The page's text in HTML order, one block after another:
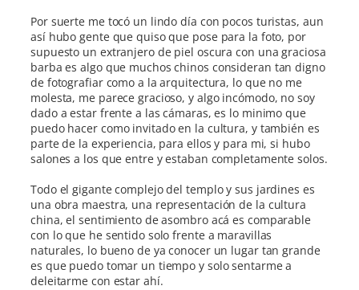
Por suerte me tocó un lindo día con pocos turistas, aun
así hubo gente que quiso que pose para la foto, por
supuesto un extranjero de piel oscura con una graciosa
barba es algo que muchos chinos consideran tan digno
de fotografiar como a la arquitectura, lo que no me
molesta, me parece gracioso, y algo incómodo, no soy
dado a estar frente a las cámaras, es lo minimo que
puedo hacer como invitado en la cultura, y también es
parte de la experiencia, para ellos y para mi, si hubo
salones a los que entre y estaban completamente solos.
Todo el gigante complejo del templo y sus jardines es
una obra maestra, una representación de la cultura
china, el sentimiento de asombro acá es comparable
con lo que he sentido solo frente a maravillas
naturales, lo bueno de ya conocer un lugar tan grande
es que puedo tomar un tiempo y solo sentarme a
deleitarme con estar ahí.